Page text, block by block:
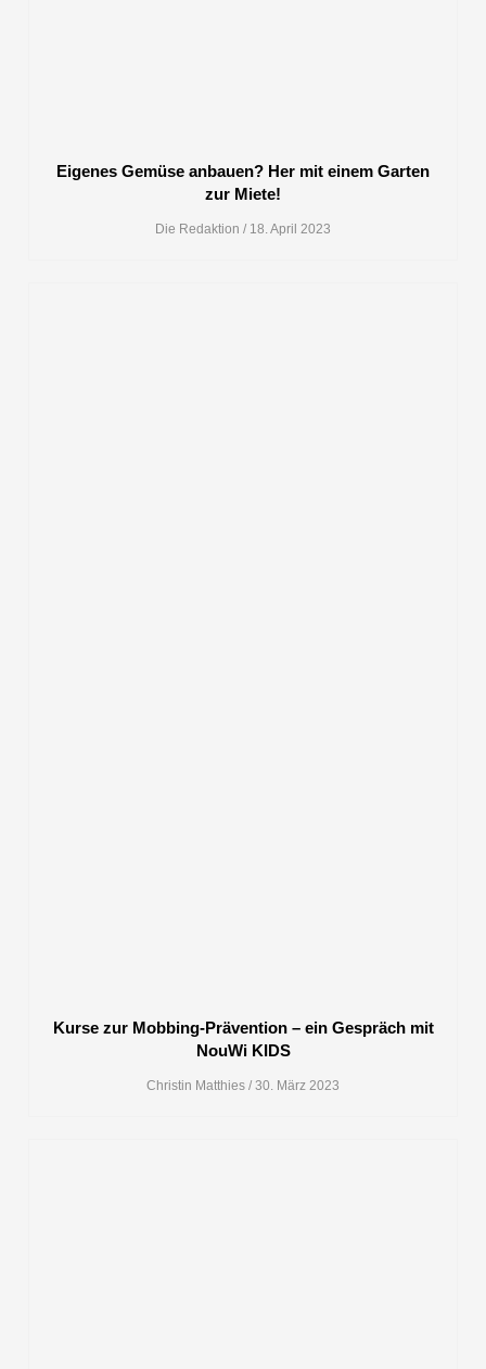
Eigenes Gemüse anbauen? Her mit einem Garten
zur Miete!
Die Redaktion 18. April 2023
Kurse zur Mobbing-Prävention – ein Gespräch mit
NouWi KIDS
Christin Matthies 30. März 2023